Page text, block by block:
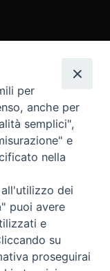
0382.24736 -
- P.
per
anche per
semplici",
e
nella
dei
puoi avere
e
su
proseguirai